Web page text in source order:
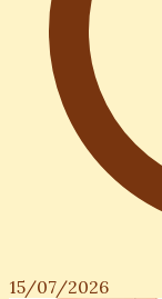
15/07/2026